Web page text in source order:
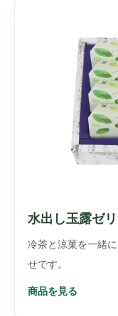
水出し玉露ゼ
冷茶と涼菓を一緒
せです。
商品を見る